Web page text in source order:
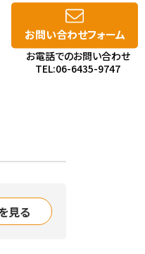
お問い合わせフォーム
お電話でのお問い合わせ
TEL:06-6435-9747
見る